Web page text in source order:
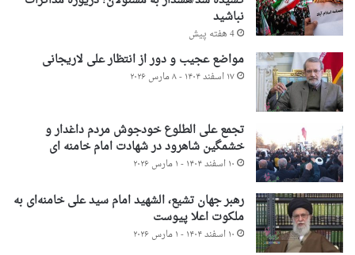
نباشید
4 هفته پیش
مواضع عجیب و دور از انتظار علی لاریجانی
۱۷ اسفند ۱۴۰۴ - ۸ مارس ۲۰۲۶
تجمع علی الطلوع خودجوش مردم داغدار و
خشمگین شاهرود در شهادت امام خامنه ای
۱۰ اسفند ۱۴۰۴ - ۱ مارس ۲۰۲۶
رهبر جهان تشیع، الشهید امام سید علی خامنه‌ای به
ملکوت اعلا پیوست
۱۰ اسفند ۱۴۰۴ - ۱ مارس ۲۰۲۶